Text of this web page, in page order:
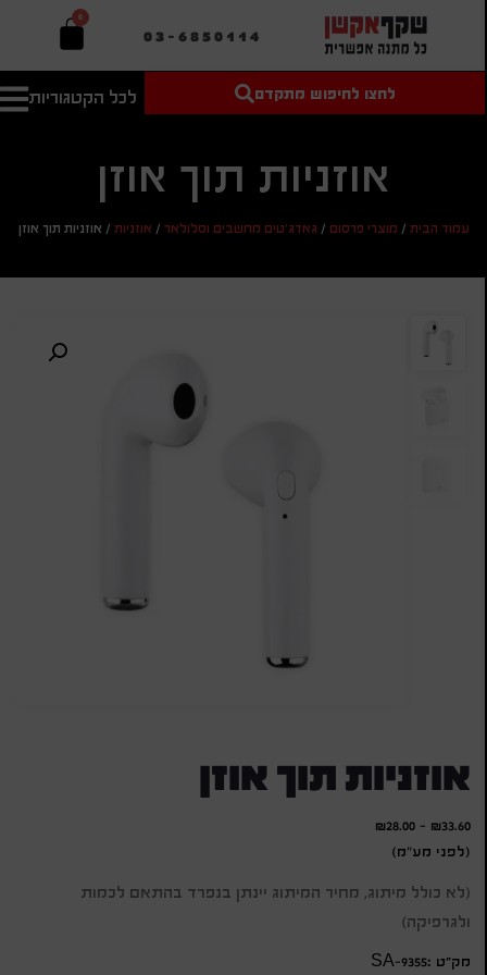
03-6850114
0
לכל הקטגוריות
טקסט חופשי
מחיר מיני'
חיפוש
לחצו לחיפוש מתקדם
אוזניות תוך אוזן
עמוד הבית/ מוצרי פרסום/ גאדג'טים מחשבים וסלולאר/ אוזניות/ אוזניות תוך אוזן
אוזניות תוך אוזן
₪33.60
-
₪28.00
(לפני מע"מ)
(לא כולל מיתוג, מחיר המיתוג יינתן בנפרד בהתאם לכמות
ולגרפיקה)
מק״ט :SA-9355